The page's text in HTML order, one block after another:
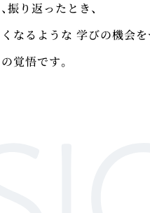
振り返ったとき、
なるような 学びの機会を
覚悟です。